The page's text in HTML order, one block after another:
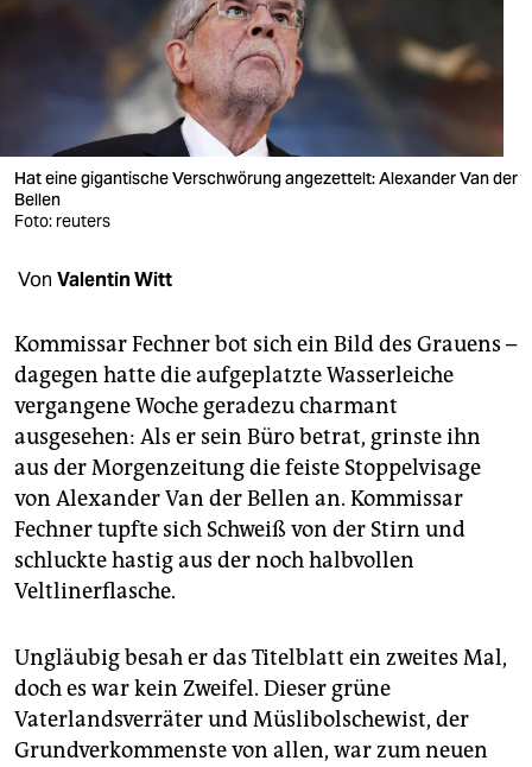
wahrheit
verlag
verlag
shop
fragen & hilfe
unterstützen
abo
genossenschaft
epaper login
Hat eine gigantische Verschwörung angezettelt: Alexander Van der
Bellen
Foto: reuters
Von Valentin Witt
Kommissar Fechner bot sich ein Bild des Grauens –
dagegen hatte die aufgeplatzte Wasserleiche
vergangene Woche geradezu charmant
ausgesehen: Als er sein Büro betrat, grinste ihn
aus der Morgenzeitung die feiste Stoppelvisage
von Alexander Van der Bellen an. Kommissar
Fechner tupfte sich Schweiß von der Stirn und
schluckte hastig aus der noch halbvollen
Veltlinerflasche.
Ungläubig besah er das Titelblatt ein zweites Mal,
doch es war kein Zweifel. Dieser grüne
Vaterlandsverräter und Müslibolschewist, der
Grundverkommenste von allen, war zum neuen